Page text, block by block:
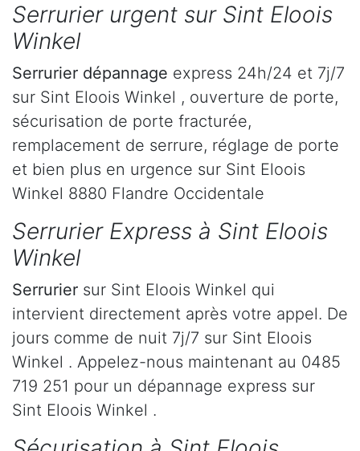
Serrurier urgent sur Sint Eloois
Winkel
Serrurier dépannage express 24h/24 et 7j/7
sur Sint Eloois Winkel , ouverture de porte,
sécurisation de porte fracturée,
remplacement de serrure, réglage de porte
et bien plus en urgence sur Sint Eloois
Winkel 8880 Flandre Occidentale
Serrurier Express à Sint Eloois
Winkel
Serrurier sur Sint Eloois Winkel qui
intervient directement après votre appel. De
jours comme de nuit 7j/7 sur Sint Eloois
Winkel . Appelez-nous maintenant au 0485
719 251 pour un dépannage express sur
Sint Eloois Winkel .